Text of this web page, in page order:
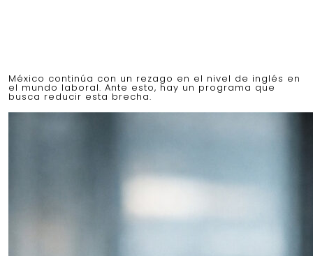
México continúa con un rezago en el nivel de inglés en
el mundo laboral. Ante esto, hay un programa que
busca reducir esta brecha.